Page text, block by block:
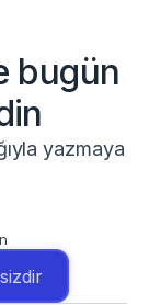
bugün
yazmaya